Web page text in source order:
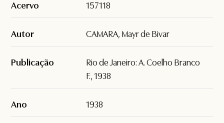
Acervo 157118
Autor CAMARA, Mayr de Bivar
Publicação
Rio de Janeiro: A. Coelho Branco
F., 1938
Ano 1938